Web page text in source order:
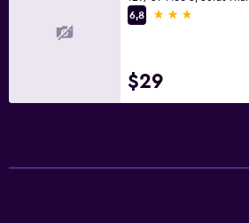
6,8
3 estrellas
$29